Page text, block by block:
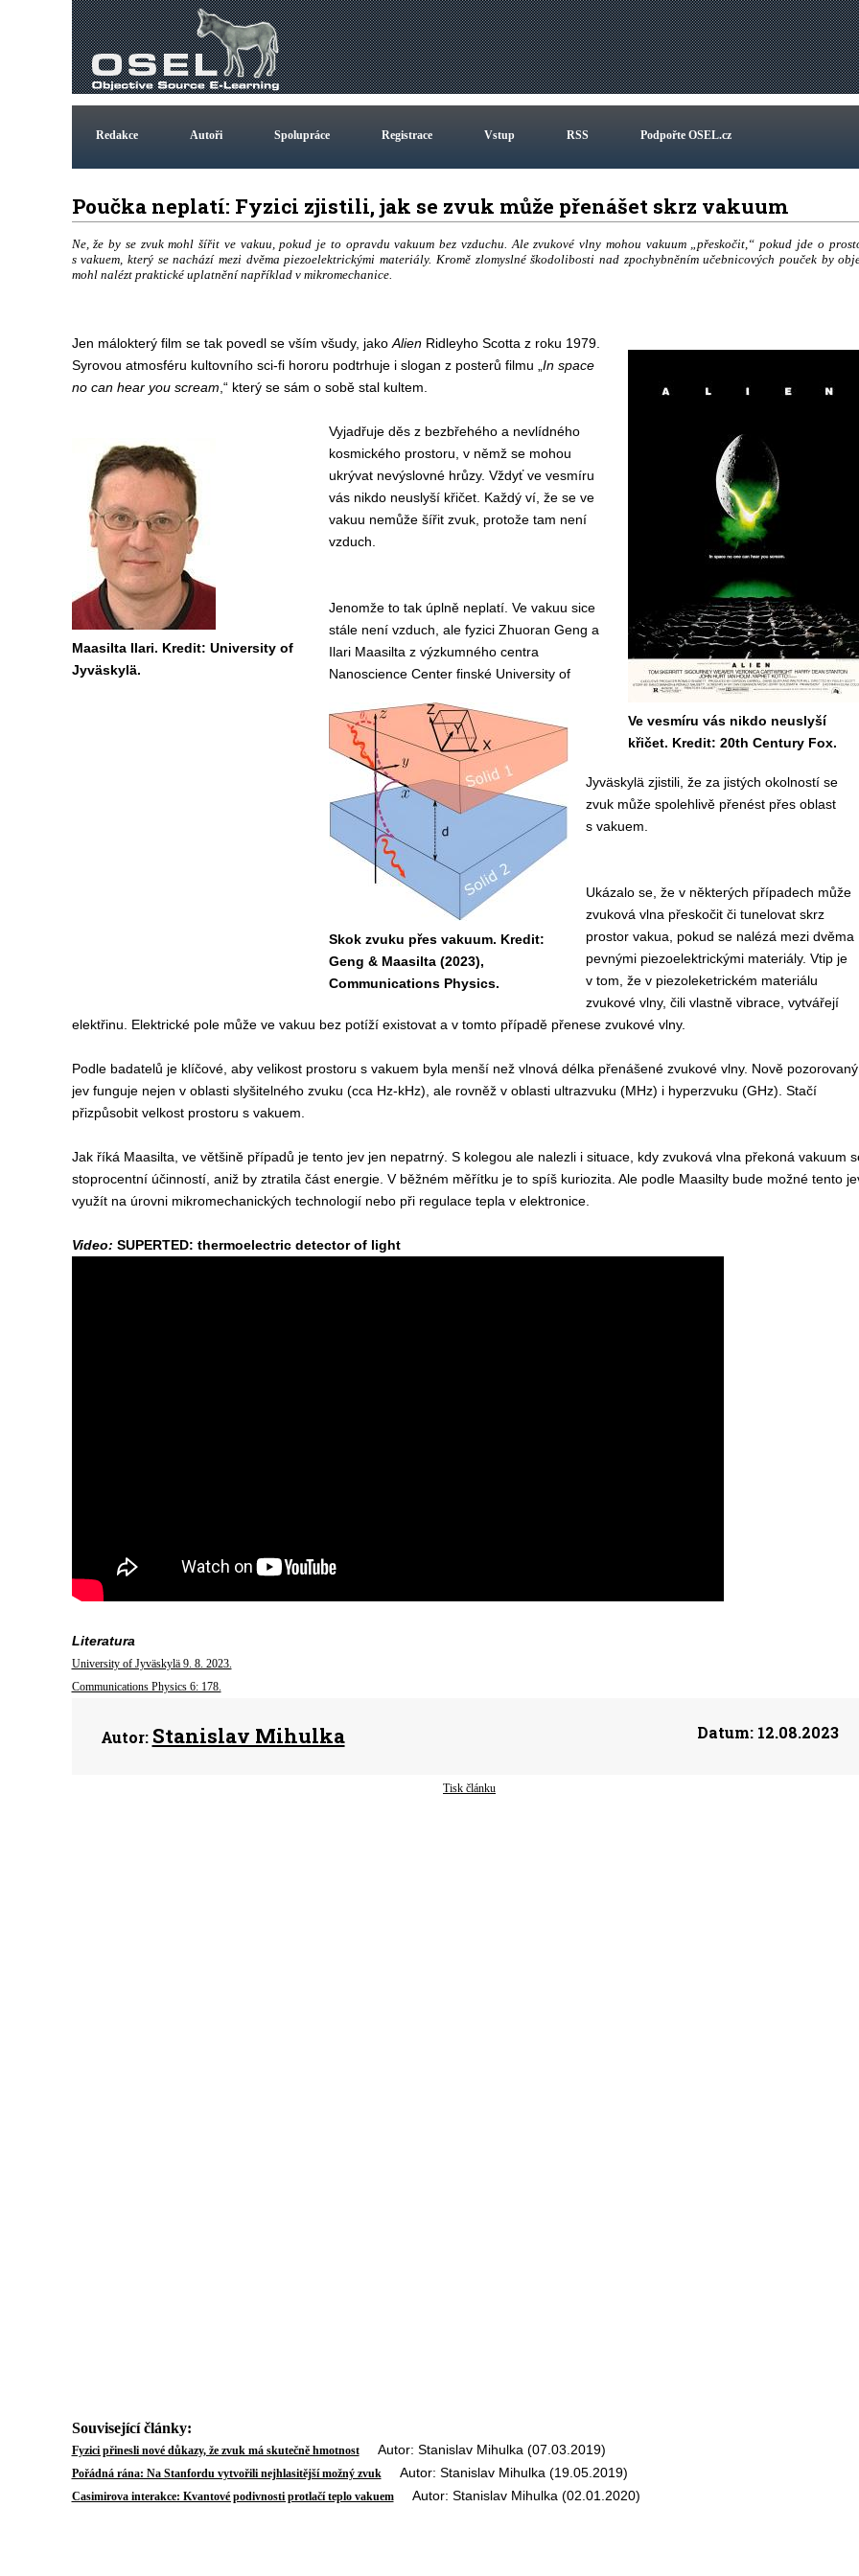
Redakce Autoři Spolupráce Registrace Vstup RSS Podpořte OSEL.cz
Poučka neplatí: Fyzici zjistili, jak se zvuk může přenášet skrz vakuum
Ne, že by se zvuk mohl šířit ve vakuu, pokud je to opravdu vakuum bez vzduchu. Ale zvukové vlny mohou vakuum „přeskočit,“ pokud jde o
s vakuem, který se nachází mezi dvěma piezoelektrickými materiály. Kromě zlomyslné škodolibosti nad zpochybněním učebnicových pouček by
mohl nalézt praktické uplatnění například v mikromechanice.
Ve vesmíru vás nikdo neuslyší
křičet. Kredit: 20th Century Fox.
Jen málokterý film se tak povedl se vším všudy, jako Alien Ridleyho Scotta z roku 1979.
Syrovou atmosféru kultovního sci-fi hororu podtrhuje i slogan z posterů filmu „ In space
no can hear you scream ,“ který se sám o sobě stal kultem.
Maasilta Ilari. Kredit: University of
Jyväskylä.
Vyjadřuje děs z bezbřehého a nevlídného
kosmického prostoru, v němž se mohou
ukrývat nevýslovné hrůzy. Vždyť ve vesmíru
vás nikdo neuslyší křičet. Každý ví, že se ve
vakuu nemůže šířit zvuk, protože tam není
vzduch.
Jenomže to tak úplně neplatí. Ve vakuu sice
stále není vzduch, ale fyzici Zhuoran Geng a
Ilari Maasilta z výzkumného centra
Nanoscience Center finské University of
Skok zvuku přes vakuum. Kredit:
Geng & Maasilta (2023),
Communications Physics.
Jyväskylä zjistili, že za jistých okolností se
zvuk může spolehlivě přenést přes oblast
s vakuem.
Ukázalo se, že v některých případech může
zvuková vlna přeskočit či tunelovat skrz
prostor vakua, pokud se nalézá mezi dvěma
pevnými piezoelektrickými materiály. Vtip je
v tom, že v piezoleketrickém materiálu
zvukové vlny, čili vlastně vibrace, vytvářejí
elektřinu. Elektrické pole může ve vakuu bez potíží existovat a v tomto případě přenese zvukové vlny.
Podle badatelů je klíčové, aby velikost prostoru s vakuem byla menší než vlnová délka přenášené zvukové vlny. Nově pozorovaný
jev funguje nejen v oblasti slyšitelného zvuku (cca Hz-kHz), ale rovněž v oblasti ultrazvuku (MHz) i hyperzvuku (GHz). Stačí
přizpůsobit velkost prostoru s vakuem.
Jak říká Maasilta, ve většině případů je tento jev jen nepatrný. S kolegou ale nalezli i situace, kdy zvuková vlna překoná vakuum
stoprocentní účinností, aniž by ztratila část energie. V běžném měřítku je to spíš kuriozita. Ale podle Maasilty bude možné tento
využít na úrovni mikromechanických technologií nebo při regulace tepla v elektronice.
Video: SUPERTED: thermoelectric detector of light
Literatura
University of Jyväskylä 9. 8. 2023.
Communications Physics 6: 178.
Autor: Stanislav Mihulka Datum:12.08.2023
Tisk článku
Související články:
Fyzici přinesli nové důkazy, že zvuk má skutečně hmotnostAutor: Stanislav Mihulka (07.03.2019)
Pořádná rána: Na Stanfordu vytvořili nejhlasitější možný zvuk Autor: Stanislav Mihulka (19.05.2019)
Casimirova interakce: Kvantové podivnosti protlačí teplo vakuemAutor: Stanislav Mihulka (02.01.2020)